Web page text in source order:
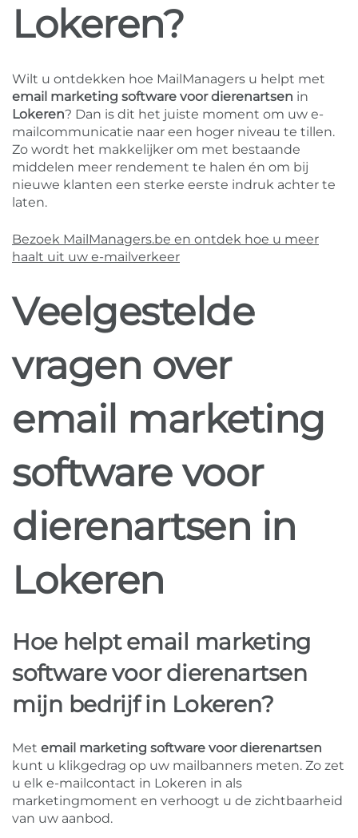
Lokeren?
Wilt u ontdekken hoe MailManagers u helpt met
email marketing software voor dierenartsen in
Lokeren? Dan is dit het juiste moment om uw e-
mailcommunicatie naar een hoger niveau te tillen.
Zo wordt het makkelijker om met bestaande
middelen meer rendement te halen én om bij
nieuwe klanten een sterke eerste indruk achter te
laten.
Bezoek MailManagers.be en ontdek hoe u meer
haalt uit uw e-mailverkeer
Veelgestelde
vragen over
email marketing
software voor
dierenartsen in
Lokeren
Hoe helpt email marketing
software voor dierenartsen
mijn bedrijf in Lokeren?
Met email marketing software voor dierenartsen
kunt u klikgedrag op uw mailbanners meten. Zo zet
u elk e-mailcontact in Lokeren in als
marketingmoment en verhoogt u de zichtbaarheid
van uw aanbod.